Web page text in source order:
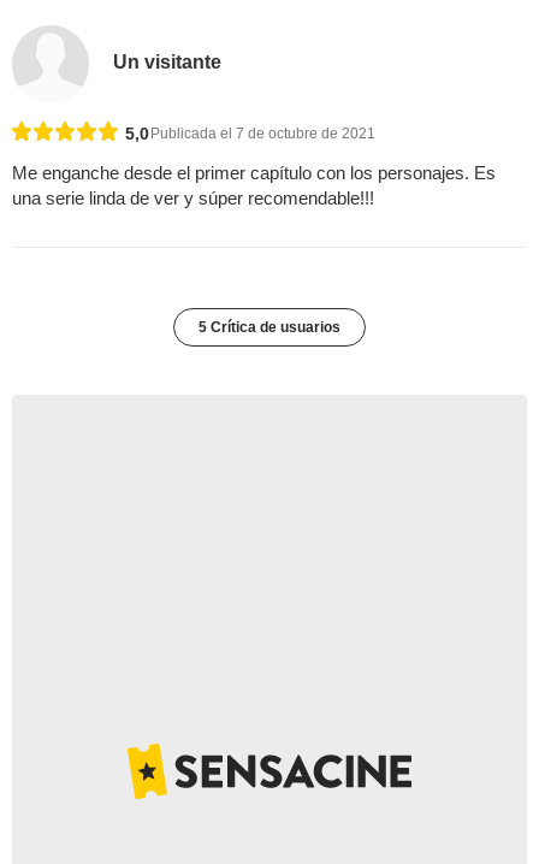
Un visitante
5,0Publicada el 7 de octubre de 2021
Me enganche desde el primer capítulo con los personajes. Es
una serie linda de ver y súper recomendable!!!
5 Crítica de usuarios